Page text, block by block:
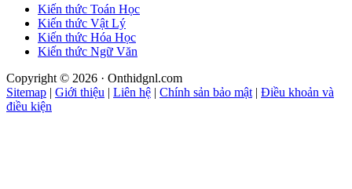
Kiến thức Toán Học
Kiến thức Vật Lý
Kiến thức Hóa Học
Kiến thức Ngữ Văn
Copyright © 2026 · Onthidgnl.com
Sitemap | Giới thiệu | Liên hệ | Chính sản bảo mật | Điều khoản và
điều kiện